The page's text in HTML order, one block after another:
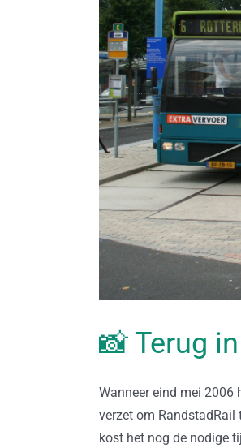
📸 Terug
Wanneer eind mei 2006
verzet om RandstadRail
kost het nog de nodige